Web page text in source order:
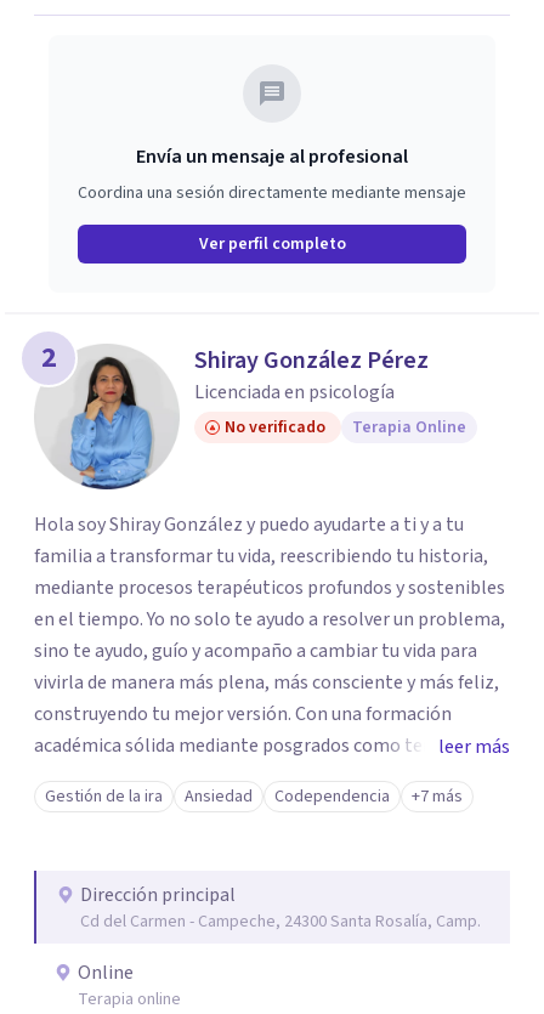
Envía un mensaje al profesional
Coordina una sesión directamente mediante mensaje
Ver perfil completo
2 Shiray González Pérez
Licenciada en psicología
No verificado Terapia Online
Hola soy Shiray González y puedo ayudarte a ti y a tu
familia a transformar tu vida, reescribiendo tu historia,
mediante procesos terapéuticos profundos y sostenibles
en el tiempo. Yo no solo te ayudo a resolver un problema,
sino te ayudo, guío y acompaño a cambiar tu vida para
vivirla de manera más plena, más consciente y más feliz,
construyendo tu mejor versión. Con una formación
académica sólida mediante posgrados como terapeuta
breve, familiar e infantil, así como con respaldo
profesional y experiencia clínica de más de 26 años y
auténtica y comunicación clara y directa para darte
seguridad emocional y una dirección firme de tu proceso
de cambio.
leer más
Gestión de la ira Ansiedad Codependencia +7 más
Dirección principal
Cd del Carmen - Campeche, 24300 Santa Rosalía, Camp.
Online
Terapia online